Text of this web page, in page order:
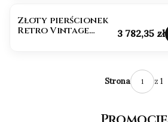
Złoty pierścionek
Retro Vintage
Cena
3 782,35 zł
Strona z 1